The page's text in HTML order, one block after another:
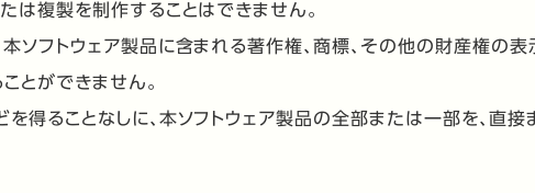
は複製を制作することはできません。
フトウェア製品に含まれる著作権、商標、その他の財産権の表
とができません。
ることなしに、本ソフトウェア製品の全部または一部を、直